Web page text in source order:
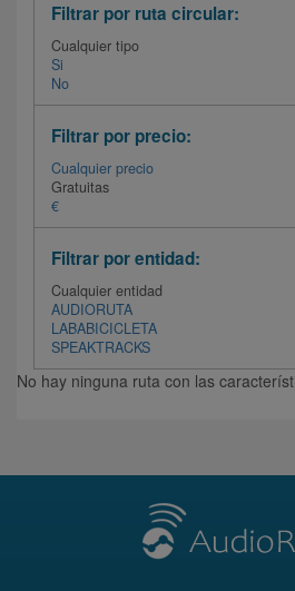
Filtrar por ruta circular:
Cualquier tipo
Si
No
Filtrar por precio:
Cualquier precio
Gratuitas
€
Filtrar por entidad:
Cualquier entidad
AUDIORUTA
LABABICICLETA
SPEAKTRACKS
No hay ninguna ruta con las